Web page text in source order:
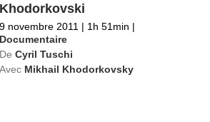
Khodorkovski
9 novembre 2011 | 1h 51min |
Documentaire
De Cyril Tuschi
Avec Mikhail Khodorkovsky